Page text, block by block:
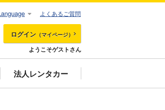
ログイン （マイページ）
ようこそゲストさん
法人レンタカー
よくあるご質問